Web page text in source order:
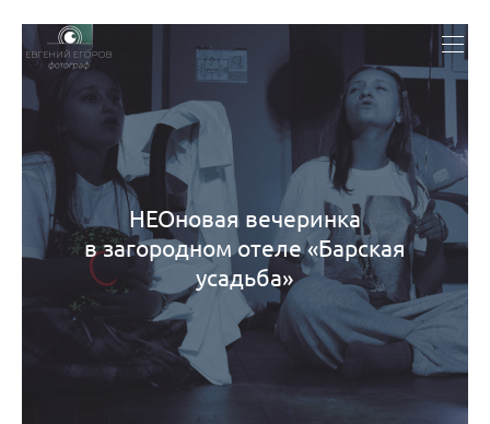
НЕОновая вечеринка
в загородном отеле «Барская
усадьба»